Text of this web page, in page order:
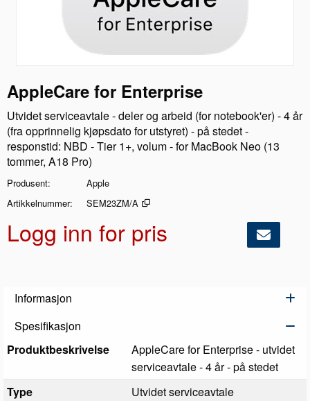
AppleCare for Enterprise
Utvidet serviceavtale - deler og arbeid (for notebook'er) - 4 år
(fra opprinnelig kjøpsdato for utstyret) - på stedet -
responstid: NBD - Tier 1+, volum - for MacBook Neo (13
tommer, A18 Pro)
Produsent
Apple
Artikkelnummer
SEM23ZM/A
Logg inn for pris Legg i
Informasjon
Spesifikasjon
Produktbeskrivelse
AppleCare for Enterprise - utvidet
serviceavtale - 4 år - på stedet
Type
Utvidet serviceavtale